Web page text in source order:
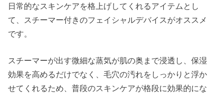
日常的なスキンケアを格上げしてくれるアイテムとし
て、スチーマー付きのフェイシャルデバイスがオススメ
です。
スチーマーが出す微細な蒸気が肌の奥まで浸透し、保湿
効果を高めるだけでなく、毛穴の汚れをしっかりと浮か
せてくれるため、普段のスキンケアが格段に効果的にな